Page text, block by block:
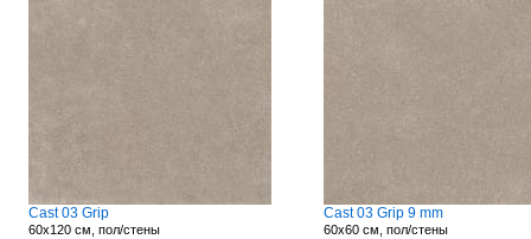
Cast 03 Grip
60x120 см, пол/стены
Cast 03 Grip 9 mm
60x60 см, пол/стены